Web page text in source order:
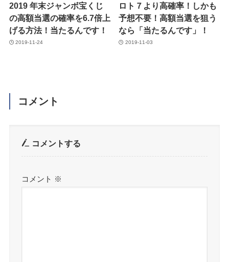
2019 年末ジャンボ宝くじ
の高額当選の確率を6.7倍上
げる方法！当たるんです！
2019-11-24
ロト７より高確率！しかも
予想不要！高額当選を狙う
なら「当たるんです」！
2019-11-03
コメント
コメントする
コメント ※